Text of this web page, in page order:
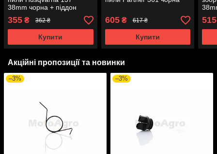
38mm чорна + піддон
355 ₴ 362 ₴
Купити
605₴ 617 ₴
Купити
515
Акційні пропозиції та новинки
–3% –3%